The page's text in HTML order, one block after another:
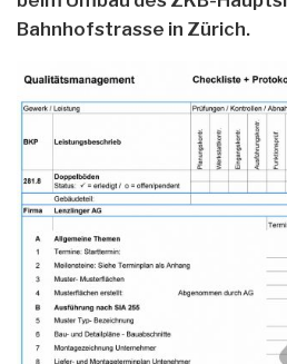
Bahnhofstrasse in Zürich.